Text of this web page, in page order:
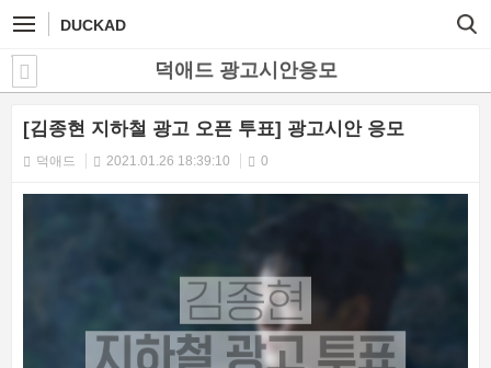
DUCKAD
덕애드 광고시안응모
[김종현 지하철 광고 오픈 투표] 광고시안 응모
덕애드 2021.01.26 18:39:10 0